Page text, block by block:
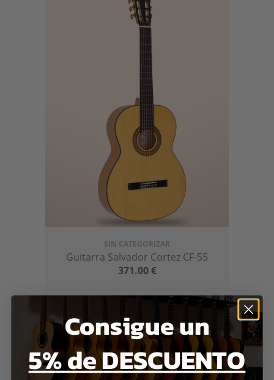
SIN CATEGORIZAR
Guitarra Salvador Cortez CF-55
371.00€
Consigue un
5% de DESCUENTO